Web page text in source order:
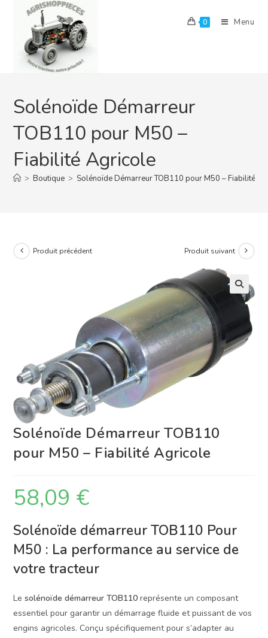
content
0 Menu
Solénoïde Démarreur
TOB110 pour M50 –
Fiabilité Agricole
> Boutique > Solénoïde Démarreur TOB110 pour M50 – Fiabilité
Produit précédent Produit suivant
Solénoïde Démarreur TOB110
pour M50 – Fiabilité Agricole
58,09 €
Solénoïde démarreur TOB110 Pour
M50 : La performance au service de
votre tracteur
Lesolénoïde démarreur TOB110 représente un composant
essentiel pour garantir un démarrage fluide et puissant de vos
engins agricoles. Conçu spécifiquement pour s’adapter au